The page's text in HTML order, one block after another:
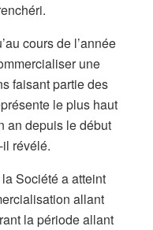
cours de l’année
une
faisant partie des
le plus haut
an depuis le début
il révélé.
Société a atteint
allant
la période allant